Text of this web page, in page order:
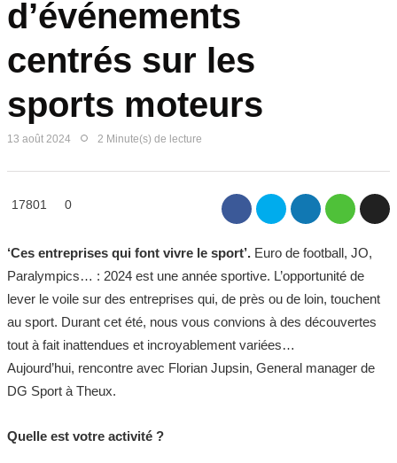
d’événements
centrés sur les
sports moteurs
13 août 2024 2 Minute(s) de lecture
17801 0
‘Ces entreprises qui font vivre le sport’. Euro de football, JO,
Paralympics… : 2024 est une année sportive. L’opportunité de
lever le voile sur des entreprises qui, de près ou de loin, touchent
au sport. Durant cet été, nous vous convions à des découvertes
tout à fait inattendues et incroyablement variées…
Aujourd’hui, rencontre avec Florian Jupsin, General manager de
DG Sport à Theux.
Quelle est votre activité ?